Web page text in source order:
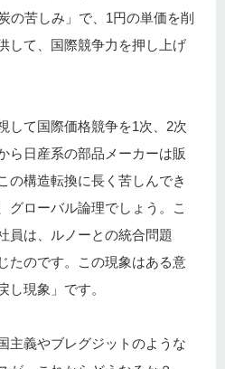
の苦しみ」で、1円の単価を削
して、国際競争力を押し上げ
して国際価格競争を1次、2次
ら日産系の部品メーカーは販
の構造転換に長く苦しんでき
グローバル論理でしょう。こ
員は、ルノーとの統合問題
たのです。この現象はある意
し現象」です。
主義やブレグジットのような